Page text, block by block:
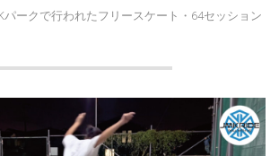
パークで行われたフリースケート・64セッション